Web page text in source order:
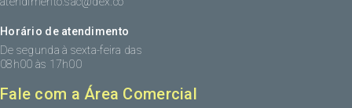
Horário de atendimento
De segunda à sexta-feira das
08h00 às 17h00
Fale com a Área Comercial